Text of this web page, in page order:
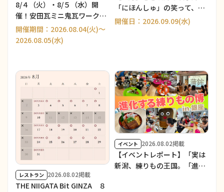
8/４（火）・8/５（水）開
催！安田瓦ミニ鬼瓦ワークシ
ョップ＆展示販売会／THE
NIIGATA ２周年
開催期間：2026.08.04(火)～
2026.08.05(水)
「にほんしゅ」の笑って、学
んで、新潟地酒にハマる「き
開催日：2026.09.09(水)
レストラン 2026.08.02掲載
THE NIIGATA Bit GINZA ８
イベント 2026.08.02掲載
【イベントレポート】「実は
新潟、練りもの王国。「進化